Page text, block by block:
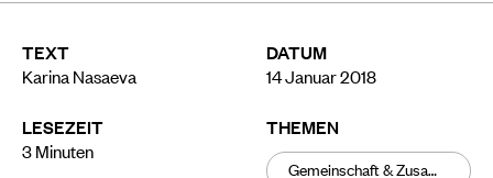
TEXT
Karina Nasaeva
LESEZEIT
3Minuten
DATUM
14 Januar 2018
THEMEN
Gemeinschaft & Zusammenhalt